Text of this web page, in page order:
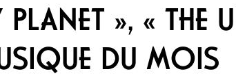
», « THE
DU MOIS